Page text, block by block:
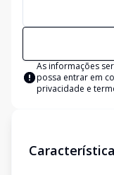
As informações
possa entrar em
privacidade e